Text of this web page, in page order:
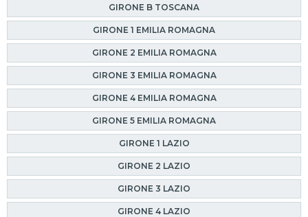
GIRONE B TOSCANA
GIRONE 1 EMILIA ROMAGNA
GIRONE 2 EMILIA ROMAGNA
GIRONE 3 EMILIA ROMAGNA
GIRONE 4 EMILIA ROMAGNA
GIRONE 5 EMILIA ROMAGNA
GIRONE 1 LAZIO
GIRONE 2 LAZIO
GIRONE 3 LAZIO
GIRONE 4 LAZIO